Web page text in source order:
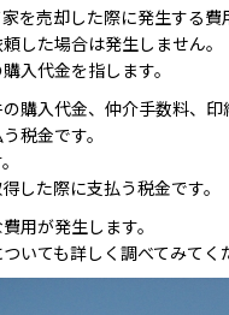
を売却した際に発生する費
した場合は発生しません。
入代金を指します。
購入代金、仲介手数料、
税金です。
した際に支払う税金です。
用が発生します。
いても詳しく調べてみてく